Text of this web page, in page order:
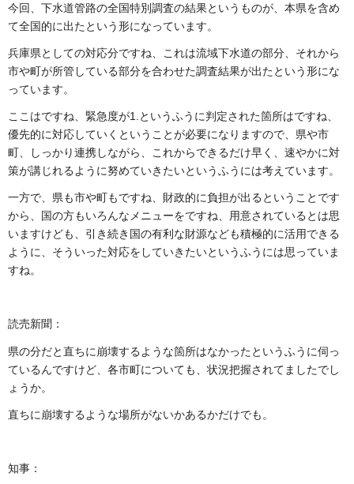
今回、下水道管路の全国特別調査の結果というものが、本県を含め
て全国的に出たという形になっています。
兵庫県としての対応分ですね、これは流域下水道の部分、それから
市や町が所管している部分を合わせた調査結果が出たという形にな
っています。
ここはですね、緊急度が1.というふうに判定された箇所はですね、
優先的に対応していくということが必要になりますので、県や市
町、しっかり連携しながら、これからできるだけ早く、速やかに対
策が講じれるように努めていきたいというふうには考えています。
一方で、県も市や町もですね、財政的に負担が出るということです
から、国の方もいろんなメニューをですね、用意されているとは思
いますけども、引き続き国の有利な財源なども積極的に活用できる
ように、そういった対応をしていきたいというふうには思っていま
すね。
読売新聞：
県の分だと直ちに崩壊するような箇所はなかったというふうに伺っ
ているんですけど、各市町についても、状況把握されてましたでし
ょうか。
直ちに崩壊するような場所がないかあるかだけでも。
知事：